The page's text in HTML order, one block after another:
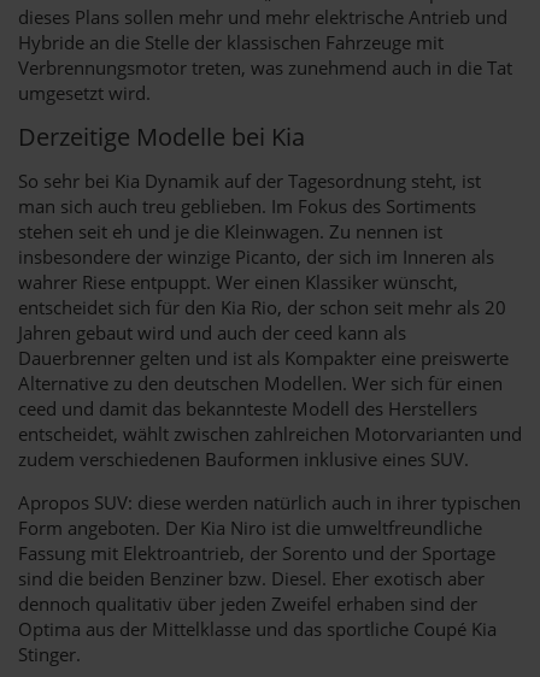
dieses Plans sollen mehr und mehr elektrische Antrieb und
Hybride an die Stelle der klassischen Fahrzeuge mit
Verbrennungsmotor treten, was zunehmend auch in die Tat
umgesetzt wird.
Derzeitige Modelle bei Kia
So sehr bei Kia Dynamik auf der Tagesordnung steht, ist
man sich auch treu geblieben. Im Fokus des Sortiments
stehen seit eh und je die Kleinwagen. Zu nennen ist
insbesondere der winzige Picanto, der sich im Inneren als
wahrer Riese entpuppt. Wer einen Klassiker wünscht,
entscheidet sich für den Kia Rio, der schon seit mehr als 20
Jahren gebaut wird und auch der ceed kann als
Dauerbrenner gelten und ist als Kompakter eine preiswerte
Alternative zu den deutschen Modellen. Wer sich für einen
ceed und damit das bekannteste Modell des Herstellers
entscheidet, wählt zwischen zahlreichen Motorvarianten und
zudem verschiedenen Bauformen inklusive eines SUV.
Apropos SUV: diese werden natürlich auch in ihrer typischen
Form angeboten. Der Kia Niro ist die umweltfreundliche
Fassung mit Elektroantrieb, der Sorento und der Sportage
sind die beiden Benziner bzw. Diesel. Eher exotisch aber
dennoch qualitativ über jeden Zweifel erhaben sind der
Optima aus der Mittelklasse und das sportliche Coupé Kia
Stinger.